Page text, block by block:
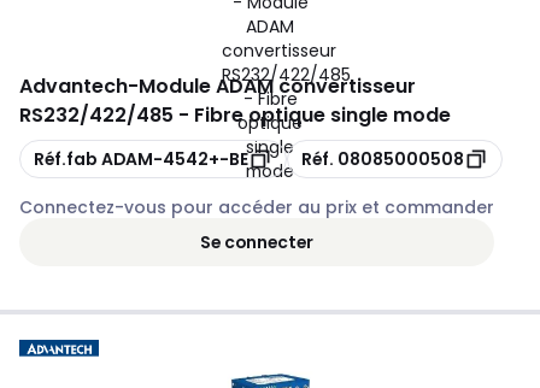
Advantech-Module ADAM convertisseur
RS232/422/485 - Fibre optique single mode
Copie
Réf.fab ADAM-4542+-BE Copie
Réf. 08085000508
Connectez-vous pour accéder au prix et commander
Se connecter